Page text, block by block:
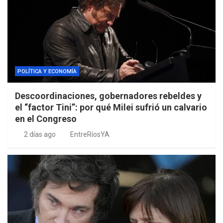
POLÍTICA Y ECONOMÍA
Descoordinaciones, gobernadores rebeldes y
el “factor Tini”: por qué Milei sufrió un calvario
en el Congreso
2 días ago EntreRíosYA